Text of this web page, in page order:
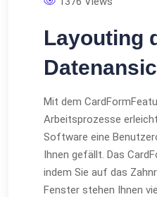
Layouting
Mit dem
Arbeitsprozesse
Software eine
Ihnen gefällt. Das
indem Sie auf das
Fenster stehen Ihnen